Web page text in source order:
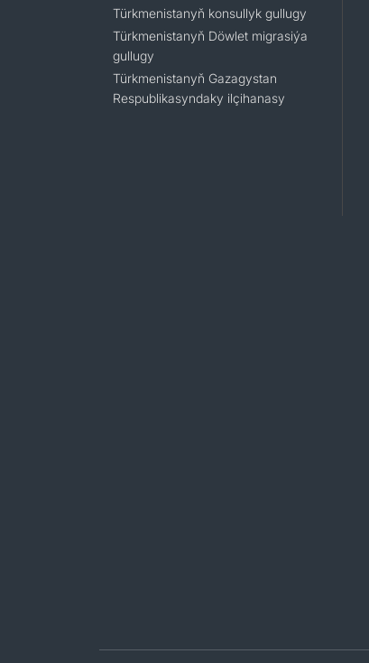
Türkmenistanyň konsullyk gullugy
Türkmenistanyň Döwlet migrasiýa
gullugy
Türkmenistanyň Gazagystan
Respublikasyndaky ilçihanasy